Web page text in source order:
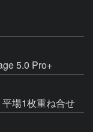
5.0 Pro+
場1枚重ね合せ